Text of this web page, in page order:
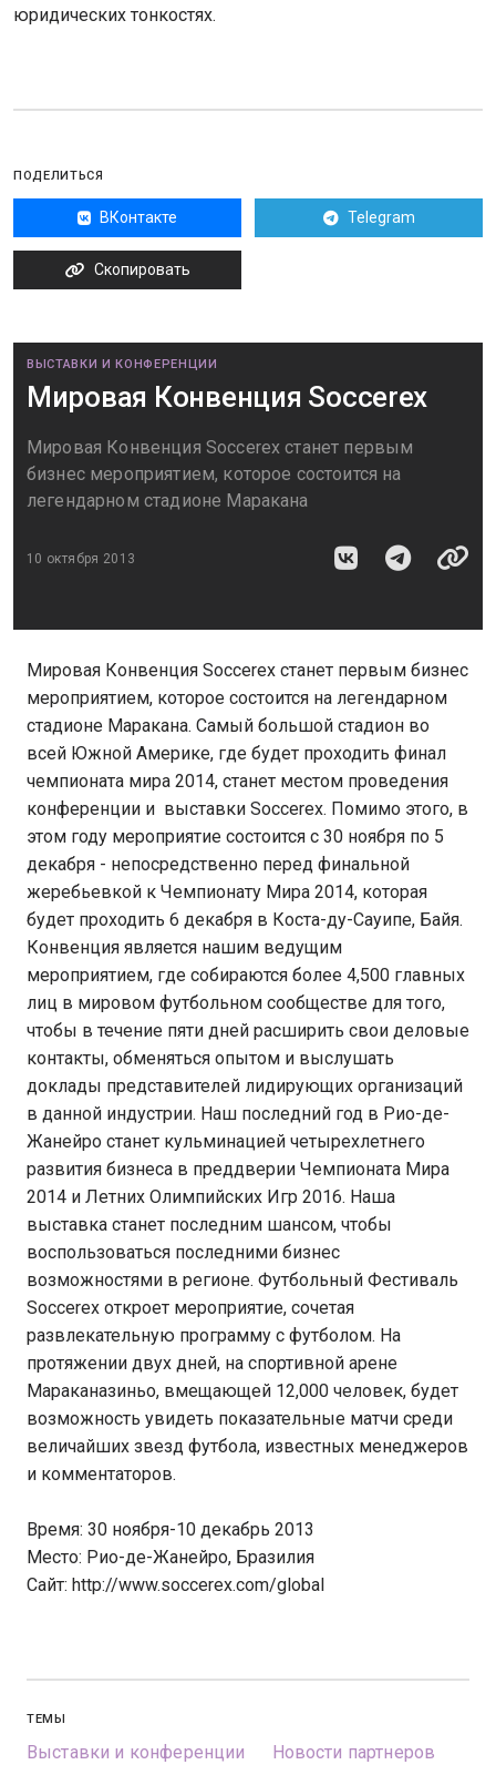
юридических тонкостях.
ПОДЕЛИТЬСЯ
ВКонтакте Telegram
Скопировать
ВЫСТАВКИ И КОНФЕРЕНЦИИ
Мировая Конвенция Soccerex
Мировая Конвенция Soccerex станет первым
бизнес мероприятием, которое состоится на
легендарном стадионе Маракана
10 октября 2013
Мировая Конвенция Soccerex станет первым бизнес
мероприятием, которое состоится на легендарном
стадионе Маракана. Самый большой стадион во
всей Южной Америке, где будет проходить финал
чемпионата мира 2014, станет местом проведения
конференции и выставки Soccerex. Помимо этого, в
этом году мероприятие состоится с 30 ноября по 5
декабря - непосредственно перед финальной
жеребьевкой к Чемпионату Мира 2014, которая
будет проходить 6 декабря в Коста-ду-Сауипе, Байя.
Конвенция является нашим ведущим
мероприятием, где собираются более 4,500 главных
лиц в мировом футбольном сообществе для того,
чтобы в течение пяти дней расширить свои деловые
контакты, обменяться опытом и выслушать
доклады представителей лидирующих организаций
в данной индустрии. Наш последний год в Рио-де-
Жанейро станет кульминацией четырехлетнего
развития бизнеса в преддверии Чемпионата Мира
2014 и Летних Олимпийских Игр 2016. Наша
выставка станет последним шансом, чтобы
воспользоваться последними бизнес
возможностями в регионе. Футбольный Фестиваль
Soccerex откроет мероприятие, сочетая
развлекательную программу с футболом. На
протяжении двух дней, на спортивной арене
Мараканазиньо, вмещающей 12,000 человек, будет
возможность увидеть показательные матчи среди
величайших звезд футбола, известных менеджеров
и комментаторов.
Время: 30 ноября-10 декабрь 2013
Место: Рио-де-Жанейро, Бразилия
Сайт: http://www.soccerex.com/global
ТЕМЫ
Выставки и конференции Новости партнеров